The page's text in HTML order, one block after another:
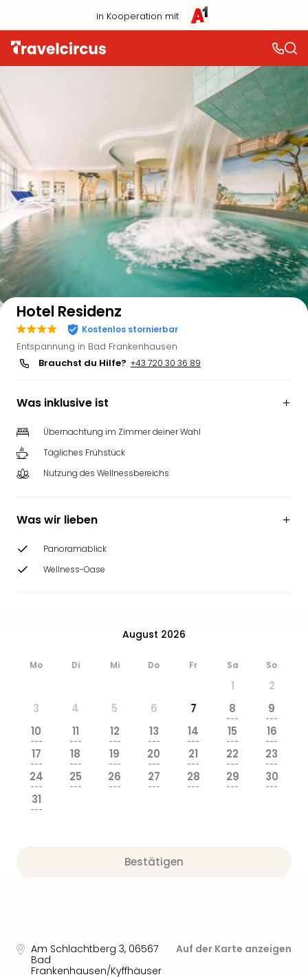
in Kooperation mit
Auf der Karte anzeigen
Hotel Residenz
Kostenlos stornierbar
Entspannung in Bad Frankenhausen
Brauchst du Hilfe? +43 720 30 36 89
Was inklusive ist
Übernachtung im Zimmer deiner Wahl
Tägliches Frühstück
Nutzung des Wellnessbereichs
Was wir lieben
Panoramablick
Wellness-Oase
August 2026
Mo Di Mi Do Fr Sa So
1
2
3
4 5 6 7 8
---
9
---
10
---
11
---
12
---
13
---
14
---
15
---
16
---
17
---
18
---
19
---
20
---
21
---
22
---
23
---
24
---
25
---
26
---
27
---
28
---
29
---
30
---
31
---
Bestätigen
Am Schlachtberg 3, 06567
Bad
Frankenhausen/Kyffhäuser
Auf der Karte anzeigen